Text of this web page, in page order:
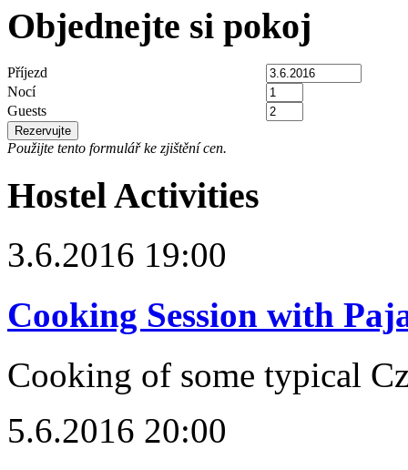
Objednejte si pokoj
Příjezd
Nocí
Guests
Použijte tento formulář ke zjištění cen.
Hostel Activities
3.6.2016 19:00
Cooking Session with
Cooking of some typical
5.6.2016 20:00